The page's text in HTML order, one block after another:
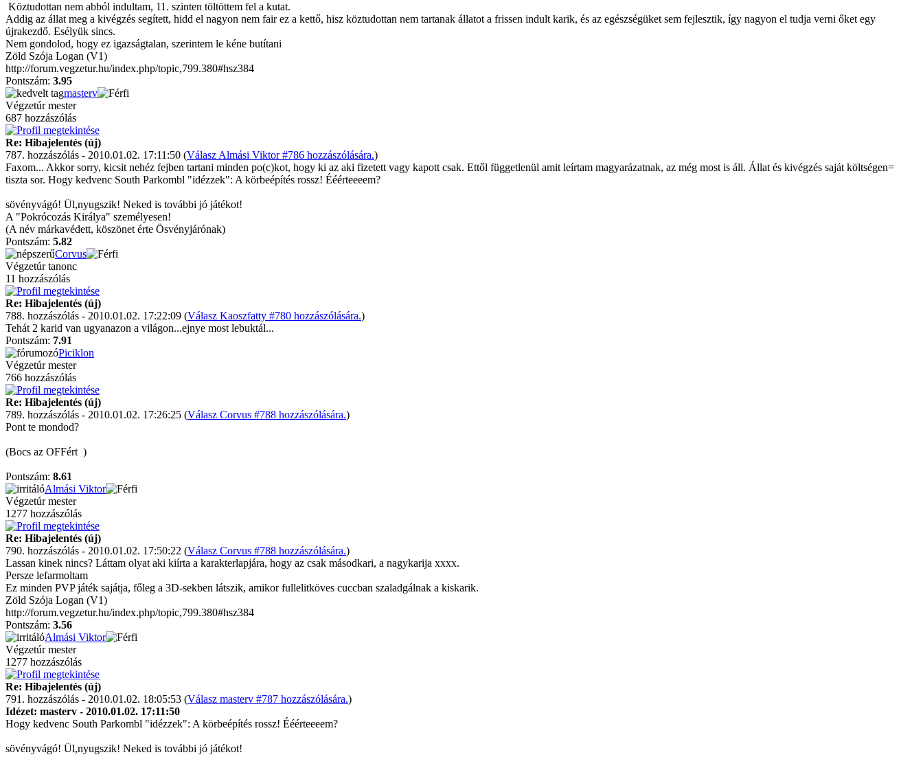
Köztudottan nem abból indultam, 11. szinten töltöttem fel a kutat.
Addig az állat meg a kivégzés segített, hidd el nagyon nem fair ez a kettő, hisz köztudottan nem tartanak állatot a frissen indult karik, és az egészségüket sem fejlesztik, így nagyon el tudja verni őket egy
újrakezdő. Esélyük sincs.
Nem gondolod, hogy ez igazságtalan, szerintem le kéne butítani
Zöld Szója Logan (V1)
http://forum.vegzetur.hu/index.php/topic,799.380#hsz384
Pontszám: 3.95
masterv
Végzetúr mester
687 hozzászólás
Re: Hibajelentés (új)
787. hozzászólás - 2010.01.02. 17:11:50 (Válasz Almási Viktor #786 hozzászólására.)
Faxom... Akkor sorry, kicsit nehéz fejben tartani minden po(c)kot, hogy ki az aki fizetett vagy kapott csak. Ettől függetlenül amit leírtam magyarázatnak, az még most is áll. Állat és kivégzés saját költségen=
tiszta sor. Hogy kedvenc South Parkombl "idézzek": A körbeépítés rossz! Ééérteeeem?
sövényvágó! Ül,nyugszik! Neked is további jó játékot!
A "Pokrócozás Királya" személyesen!
(A név márkavédett, köszönet érte Ösvényjárónak)
Pontszám: 5.82
Corvus
Végzetúr tanonc
11 hozzászólás
Re: Hibajelentés (új)
788. hozzászólás - 2010.01.02. 17:22:09 (Válasz Kaoszfatty #780 hozzászólására.)
Tehát 2 karid van ugyanazon a világon...ejnye most lebuktál...
Pontszám: 7.91
Piciklon
Végzetúr mester
766 hozzászólás
Re: Hibajelentés (új)
789. hozzászólás - 2010.01.02. 17:26:25 (Válasz Corvus #788 hozzászólására.)
Pont te mondod?
(Bocs az OFFért )
Pontszám: 8.61
Almási Viktor
Végzetúr mester
1277 hozzászólás
Re: Hibajelentés (új)
790. hozzászólás - 2010.01.02. 17:50:22 (Válasz Corvus #788 hozzászólására.)
Lassan kinek nincs? Láttam olyat aki kiírta a karakterlapjára, hogy az csak másodkari, a nagykarija xxxx.
Persze lefarmoltam
Ez minden PVP játék sajátja, főleg a 3D-sekben látszik, amikor fullelitköves cuccban szaladgálnak a kiskarik.
Zöld Szója Logan (V1)
http://forum.vegzetur.hu/index.php/topic,799.380#hsz384
Pontszám: 3.56
Almási Viktor
Végzetúr mester
1277 hozzászólás
Re: Hibajelentés (új)
791. hozzászólás - 2010.01.02. 18:05:53 (Válasz masterv #787 hozzászólására.)
Idézet: masterv - 2010.01.02. 17:11:50
Hogy kedvenc South Parkombl "idézzek": A körbeépítés rossz! Ééérteeeem?
sövényvágó! Ül,nyugszik! Neked is további jó játékot!